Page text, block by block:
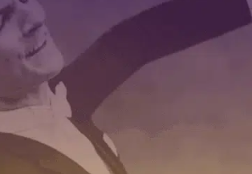
Galla: Bendixen Dans’ Stjerner
Dans’ Stjerner